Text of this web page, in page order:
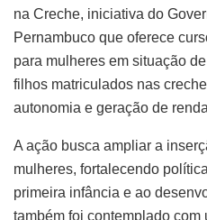
na Creche, iniciativa do
Pernambuco que oferece
para mulheres em situação
filhos matriculados nas
autonomia e geração de
A ação busca ampliar a
mulheres, fortalecendo
primeira infância e ao
também foi contemplado